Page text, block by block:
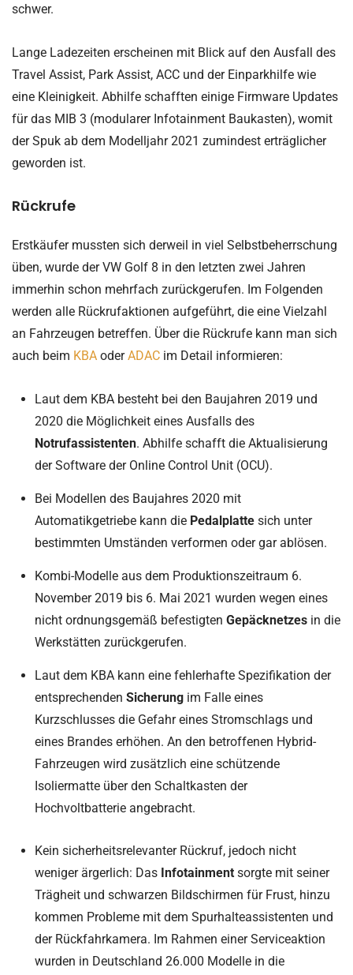
schwer.
Lange Ladezeiten erscheinen mit Blick auf den Ausfall des
Travel Assist, Park Assist, ACC und der Einparkhilfe wie
eine Kleinigkeit. Abhilfe schafften einige Firmware Updates
für das MIB 3 (modularer Infotainment Baukasten), womit
der Spuk ab dem Modelljahr 2021 zumindest erträglicher
geworden ist.
Rückrufe
Erstkäufer mussten sich derweil in viel Selbstbeherrschung
üben, wurde der VW Golf 8 in den letzten zwei Jahren
immerhin schon mehrfach zurückgerufen. Im Folgenden
werden alle Rückrufaktionen aufgeführt, die eine Vielzahl
an Fahrzeugen betreffen. Über die Rückrufe kann man sich
auch beim KBA oderADAC im Detail informieren:
Laut dem KBA besteht bei den Baujahren 2019 und
2020 die Möglichkeit eines Ausfalls des
Notrufassistenten. Abhilfe schafft die Aktualisierung
der Software der Online Control Unit (OCU).
Bei Modellen des Baujahres 2020 mit
Automatikgetriebe kann die Pedalplatte sich unter
bestimmten Umständen verformen oder gar ablösen.
Kombi-Modelle aus dem Produktionszeitraum 6.
November 2019 bis 6. Mai 2021 wurden wegen eines
nicht ordnungsgemäß befestigten Gepäcknetzes in die
Werkstätten zurückgerufen.
Laut dem KBA kann eine fehlerhafte Spezifikation der
entsprechenden Sicherung im Falle eines
Kurzschlusses die Gefahr eines Stromschlags und
eines Brandes erhöhen. An den betroffenen Hybrid-
Fahrzeugen wird zusätzlich eine schützende
Isoliermatte über den Schaltkasten der
Hochvoltbatterie angebracht.
Kein sicherheitsrelevanter Rückruf, jedoch nicht
weniger ärgerlich: Das Infotainment sorgte mit seiner
Trägheit und schwarzen Bildschirmen für Frust, hinzu
kommen Probleme mit dem Spurhalteassistenten und
der Rückfahrkamera. Im Rahmen einer Serviceaktion
wurden in Deutschland 26.000 Modelle in die